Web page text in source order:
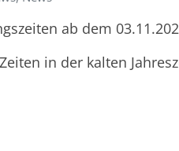
ab dem
in der kalten